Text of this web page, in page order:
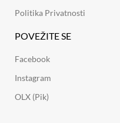
Politika Privatnosti
POVEŽITE SE
Facebook
Instagram
OLX (Pik)